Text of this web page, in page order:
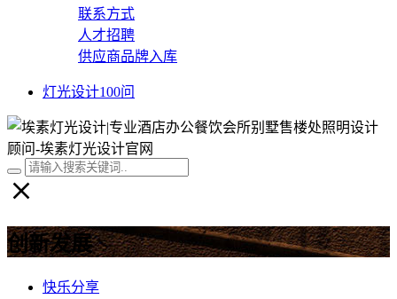
联系方式
人才招聘
供应商品牌入库
灯光设计100问
创新发展
快乐分享